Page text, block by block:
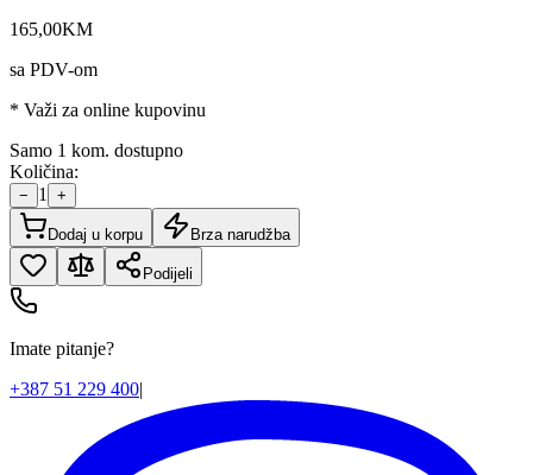
165,00KM
sa PDV-om
* Važi za online kupovinu
Samo 1 kom. dostupno
Količina:
− 1 +
Dodaj u korpu Brza narudžba
Podijeli
Imate pitanje?
+387 51 229 400|